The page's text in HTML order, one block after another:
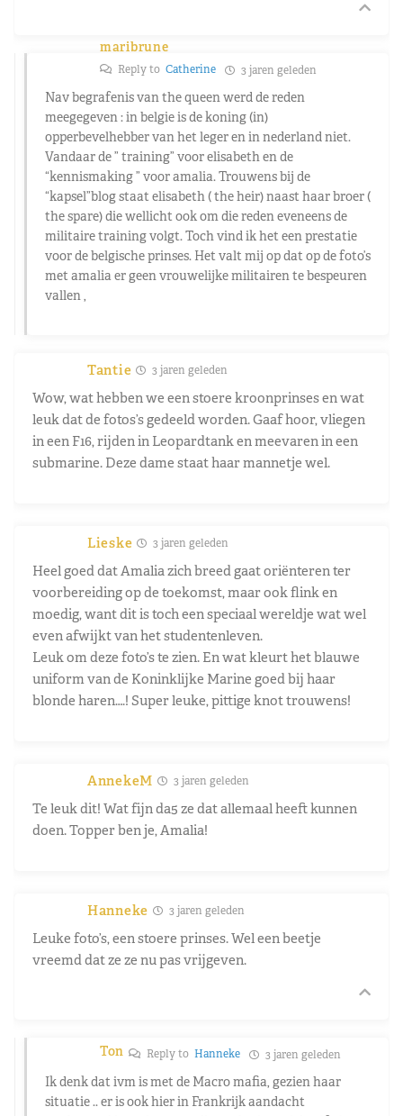
maribrune
Reply to Catherine 3 jaren geleden
Nav begrafenis van the queen werd de reden
meegegeven : in belgie is de koning (in)
opperbevelhebber van het leger en in nederland niet.
Vandaar de ” training” voor elisabeth en de
“kennismaking ” voor amalia. Trouwens bij de
“kapsel”blog staat elisabeth ( the heir) naast haar broer (
the spare) die wellicht ook om die reden eveneens de
militaire training volgt. Toch vind ik het een prestatie
voor de belgische prinses. Het valt mij op dat op de foto’s
met amalia er geen vrouwelijke militairen te bespeuren
vallen ,
Tantie 3 jaren geleden
Wow, wat hebben we een stoere kroonprinses en wat
leuk dat de fotos’s gedeeld worden. Gaaf hoor, vliegen
in een F16, rijden in Leopardtank en meevaren in een
submarine. Deze dame staat haar mannetje wel.
Lieske 3 jaren geleden
Heel goed dat Amalia zich breed gaat oriënteren ter
voorbereiding op de toekomst, maar ook flink en
moedig, want dit is toch een speciaal wereldje wat wel
even afwijkt van het studentenleven.
Leuk om deze foto’s te zien. En wat kleurt het blauwe
uniform van de Koninklijke Marine goed bij haar
blonde haren….! Super leuke, pittige knot trouwens!
AnnekeM 3 jaren geleden
Te leuk dit! Wat fijn da5 ze dat allemaal heeft kunnen
doen. Topper ben je, Amalia!
Hanneke 3 jaren geleden
Leuke foto’s, een stoere prinses. Wel een beetje
vreemd dat ze ze nu pas vrijgeven.
Ton Reply toHanneke 3 jaren geleden
Ik denk dat ivm is met de Macro mafia, gezien haar
situatie .. er is ook hier in Frankrijk aandacht